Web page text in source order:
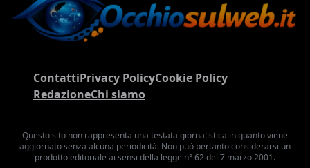
ContattiPrivacy PolicyCookie Policy
RedazioneChi siamo
Questo sito non rappresenta una testata giornalistica in quanto viene
aggiornato senza alcuna periodicità. Non può pertanto considerarsi un
prodotto editoriale ai sensi della legge n° 62 del 7 marzo 2001.